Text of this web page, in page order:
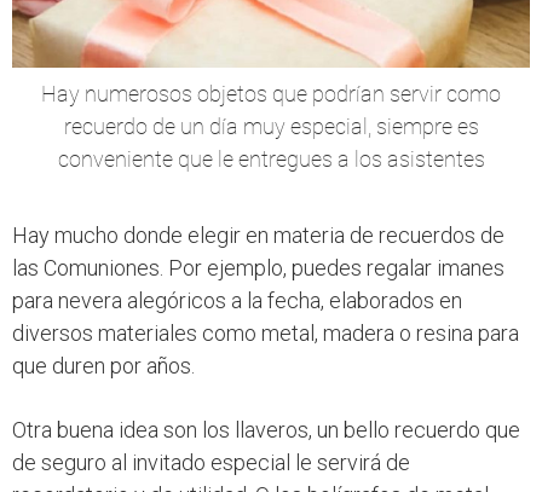
Hay numerosos objetos que podrían servir como
recuerdo de un día muy especial, siempre es
conveniente que le entregues a los asistentes
Hay mucho donde elegir en materia de recuerdos de
las Comuniones. Por ejemplo, puedes regalar imanes
para nevera alegóricos a la fecha, elaborados en
diversos materiales como metal, madera o resina para
que duren por años.
Otra buena idea son los llaveros, un bello recuerdo que
de seguro al invitado especial le servirá de